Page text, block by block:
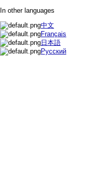
In other languages
中文
Français
日本語
Русский